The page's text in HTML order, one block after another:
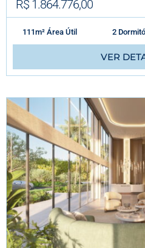
R$ 1.864.776,00
111m² Área Útil 2
VER